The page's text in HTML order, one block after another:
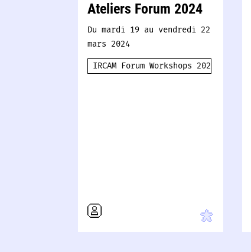
Ateliers Forum 2024
Du mardi 19 au vendredi 22
mars 2024
IRCAM Forum Workshops 2024